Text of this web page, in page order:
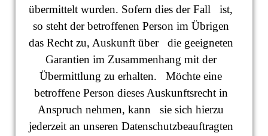
übermittelt wurden. Sofern dies der Fall ist,
so steht der betroffenen Person im Übrigen
das Recht zu, Auskunft über die geeigneten
Garantien im Zusammenhang mit der
Übermittlung zu erhalten. Möchte eine
betroffene Person dieses Auskunftsrecht in
Anspruch nehmen, kann sie sich hierzu
jederzeit an unseren Datenschutzbeauftragten